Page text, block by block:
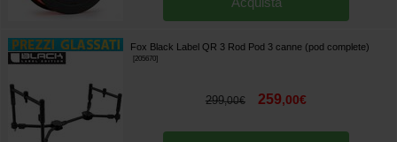
Fox Black Label QR 3 Rod Pod 3 canne (pod complete)
205670]
299,00€ 259,00€